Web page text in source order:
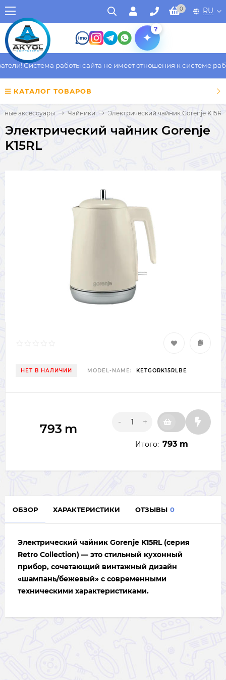
0 RU
?
Система работы сайта не имеет отношения к системе
КАТАЛОГ ТОВАРОВ
аксессуары Чайники Электрический чайник Gorenje K15RL
Электрический чайник Gorenje
K15RL
НЕТ В НАЛИЧИИ MODEL-NAME: KETGORK15RLBE
793 m - +
Итого: 793 m
ОБЗОР ХАРАКТЕРИСТИКИ ОТЗЫВЫ 0
Электрический чайник Gorenje K15RL(серия
Retro Collection) — это стильный кухонный
прибор, сочетающий винтажный дизайн
«шампань/бежевый» с современными
техническими характеристиками.